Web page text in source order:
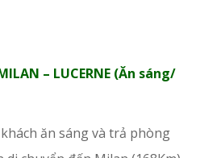
– LUCERNE (Ăn sáng/
ăn sáng và trả phòng